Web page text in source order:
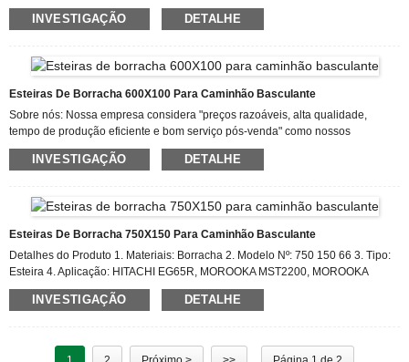
conosco imediatamente e responderemos e resolveremos a situação
adequadamente, de acordo com as normas da nossa empresa. Acreditamos
à ampla aplicabilidade dos nossos produtos, bem como à sua excelente
qualidade e bom serviço pós-venda, eles têm sido utilizados por diversas
empresas e conquistado a aprovação dos clientes.
INVESTIGAÇÃO DETALHE
Esteiras De Borracha 600X100 Para Caminhão Basculante
Sobre nós: Nossa empresa considera "preços razoáveis, alta qualidade,
tempo de produção eficiente e bom serviço pós-venda" como nossos
princípios. Esperamos cooperar com mais clientes para o desenvolvimento e
benefícios mútuos no futuro. Entre em contato conosco. Nosso objetivo é ser o
equipe mais feliz, unida e experiente! Alcançar o benefício mútuo de nossos
clientes, fornecedores, da sociedade e de nós mesmos para a venda por
atacado de esteiras de borracha 600×...
INVESTIGAÇÃO DETALHE
Esteiras De Borracha 750X150 Para Caminhão Basculante
Detalhes do Produto 1. Materiais: Borracha 2. Modelo Nº: 750 150 66 3. Tipo:
Esteira 4. Aplicação: HITACHI EG65R, MOROOKA MST2200, MOROOKA
MST2300, IHI IC100, ALLTRACK AT2200 5. Condição: Novo 6. Largura: 750
mm 7. Comprimento do Passo: 150 mm 8. Número de Elos: 66
Transporte: Embalagem simples ou paletes de madeira 14. Data de Entrega:
INVESTIGAÇÃO DETALHE